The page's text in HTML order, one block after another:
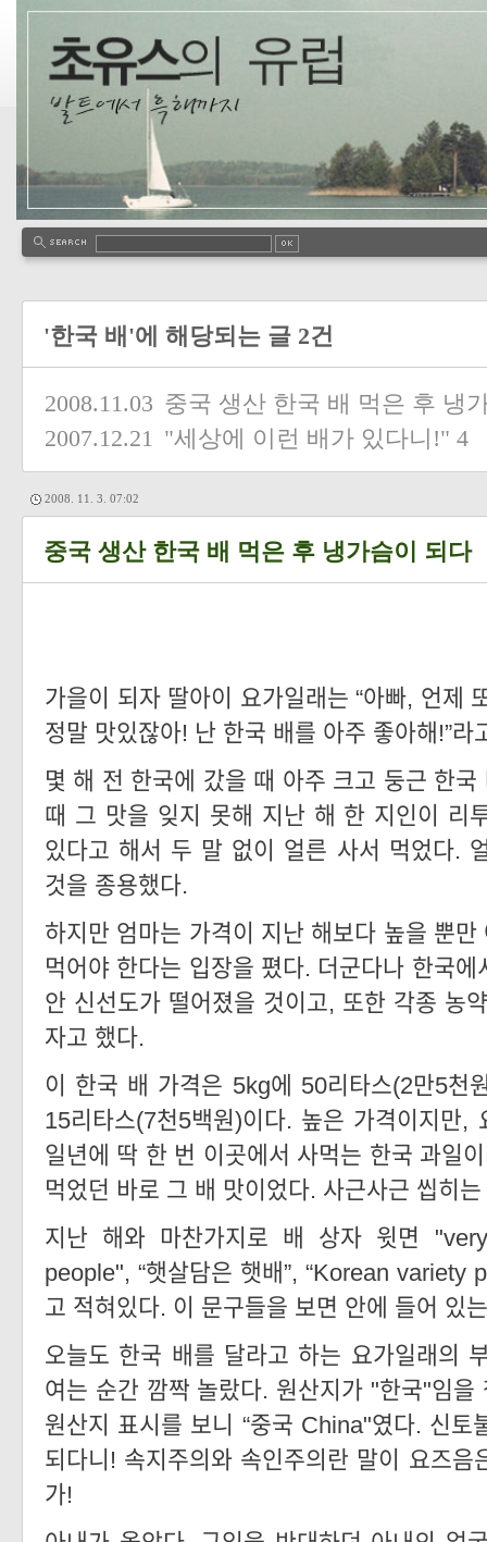
'한국 배'에 해당되는 글 2건
2008.11.03 중국 생산 한국 배 먹은 후 냉
2007.12.21 "세상에 이런 배가 있다니!" 4
2008. 11. 3. 07:02
중국 생산 한국 배 먹은 후 냉가슴이 되다
가을이 되자 딸아이 요가일래는 “아빠, 언제
정말 맛있잖아! 난 한국 배를 아주 좋아해!”라
몇 해 전 한국에 갔을 때 아주 크고 둥근 한
때 그 맛을 잊지 못해 지난 해 한 지인이 리
있다고 해서 두 말 없이 얼른 사서 먹었다.
것을 종용했다.
하지만 엄마는 가격이 지난 해보다 높을 뿐
먹어야 한다는 입장을 폈다. 더군다나 한국
안 신선도가 떨어졌을 것이고, 또한 각종 농
자고 했다.
이 한국 배 가격은 5kg에 50리타스(2만5천
15리타스(7천5백원)이다. 높은 가격이지만,
일년에 딱 한 번 이곳에서 사먹는 한국 과일
먹었던 바로 그 배 맛이었다. 사근사근 씹히
지난 해와 마찬가지로 배 상자 윗면
people", “햇살담은 햇배”, “Korean
고 적혀있다. 이 문구들을 보면 안에 들어 있
오늘도 한국 배를 달라고 하는 요가일래의
여는 순간 깜짝 놀랐다. 원산지가 "한국"임을
원산지 표시를 보니 “중국 China"였다. 신토
되다니! 속지주의와 속인주의란 말이 요즈음
가!